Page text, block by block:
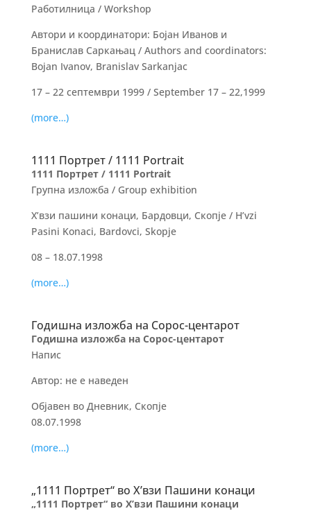
Работилница / Workshop
Автори и координатори: Бојан Иванов и
Бранислав Саркањац / Authors and coordinators:
Bojan Ivanov, Branislav Sarkanjac
17 – 22 септември 1999 / September 17 – 22,1999
(more…)
1111 Портрет / 1111 Portrait
1111 Портрет / 1111 Portrait
Групна изложба / Group exhibition
Х’взи пашини конаци, Бардовци, Скопје / H’vzi
Pasini Konaci, Bardovci, Skopje
08 – 18.07.1998
(more…)
Годишна изложба на Сорос-центарот
Годишна изложба на Сорос-центарот
Напис
Автор: не е наведен
Објавен во Дневник, Скопје
08.07.1998
(more…)
„1111 Портрет“ во Х’взи Пашини конаци
„1111 Портрет“ во Х’взи Пашини конаци